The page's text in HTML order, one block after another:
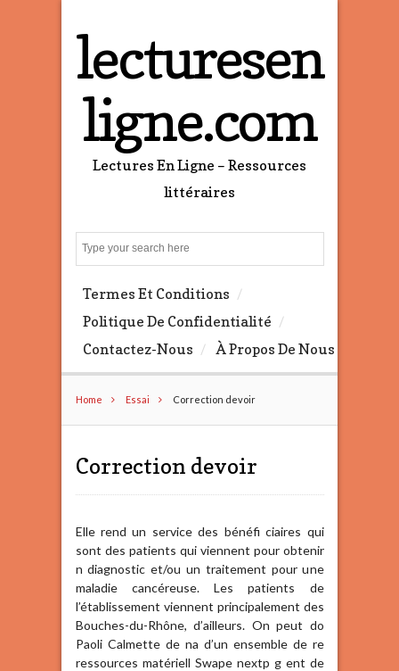
lecturesen
ligne.com
Lectures En Ligne – Ressources
littéraires
e
Termes Et Conditions
Politique De Confidentialité
Contactez-Nous
À Propos De Nous
Home Essai Correction devoir
Correction devoir
Elle rend un service des bénéfi ciaires qui
sont des patients qui viennent pour obtenir
n diagnostic et/ou un traitement pour une
maladie cancéreuse. Les patients de
l’établissement viennent principalement des
Bouches-du-Rhône, d’ailleurs. On peut do
Paoli Calmette de na d’un ensemble de re
ressources matériell Swape nextp g ent de